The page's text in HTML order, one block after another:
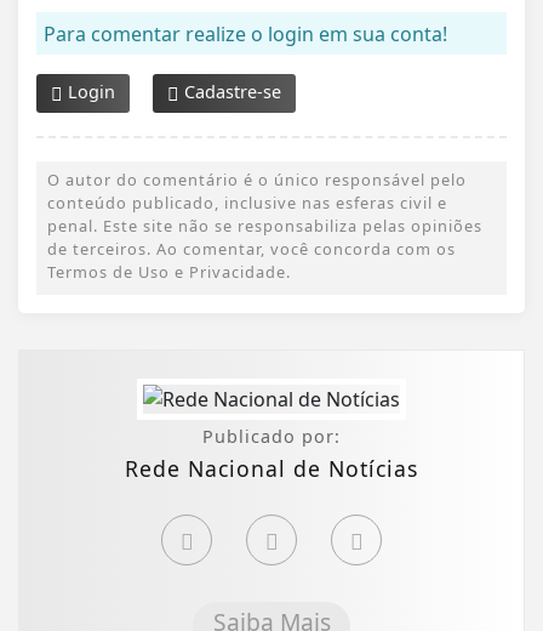
Para comentar realize o login em sua conta!
Login Cadastre-se
O autor do comentário é o único responsável pelo
conteúdo publicado, inclusive nas esferas civil e
penal. Este site não se responsabiliza pelas opiniões
de terceiros. Ao comentar, você concorda com os
Termos de Uso e Privacidade.
Publicado por:
Rede Nacional de Notícias
Saiba Mais